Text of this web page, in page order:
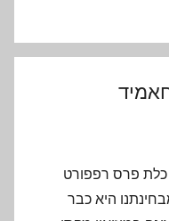
פרס רפפורט
היא כבר